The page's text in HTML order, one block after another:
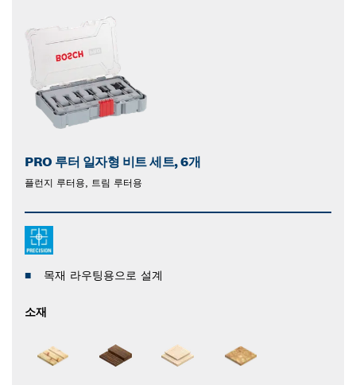
PRO 루터 일자형 비트 세트, 6개
플런지 루터용, 트림 루터용
목재 라우팅용으로 설계
소재